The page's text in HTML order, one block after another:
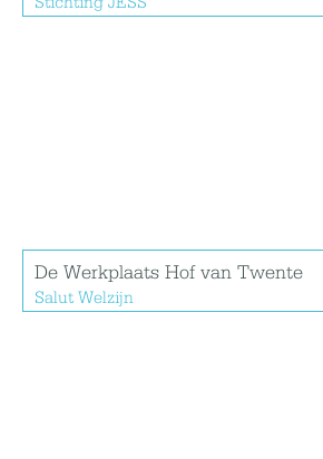
De Werkplaats Hof van Twente
Salut Welzijn